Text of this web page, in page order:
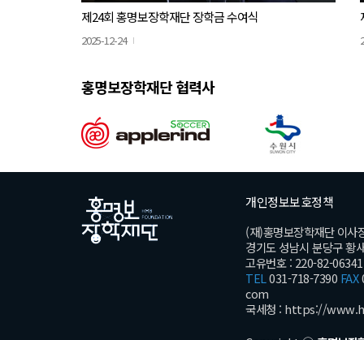
제24회 홍명보장학재단 장학금 수여식
2025-12-24
홍명보장학재단 협력사
개인정보보호정책
(재)홍명보장학재단 이사
경기도 성남시 분당구 황
고유번호 : 220-82-06341
TEL031-718-7390 FAX
com
국세청 : https://